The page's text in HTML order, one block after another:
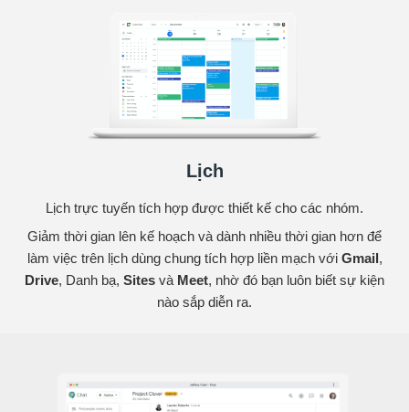
Lịch
Lịch trực tuyến tích hợp được thiết kế cho các nhóm.
Giảm thời gian lên kế hoạch và dành nhiều thời gian hơn để
làm việc trên lịch dùng chung tích hợp liền mạch với Gmail,
Drive, Danh bạ, Sites và Meet, nhờ đó bạn luôn biết sự kiện
nào sắp diễn ra.